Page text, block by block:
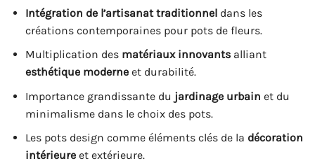
Intégration de l’artisanat traditionneldans les
créations contemporaines pour pots de fleurs.
Multiplication des matériaux innovantsalliant
esthétique moderneet durabilité.
Importance grandissante du jardinage urbain et du
minimalisme dans le choix des pots.
Les pots design comme éléments clés de la décoration
intérieureet extérieure.